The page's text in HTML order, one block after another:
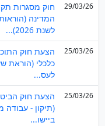
29/03/26
חוק מסגרות
המדינה
לשנת 2026)...
25/03/26
הצעת חוק
כלכלי (הוראת
לעס...
25/03/26
הצעת חוק
(תיקון - עבודה
ביישו...